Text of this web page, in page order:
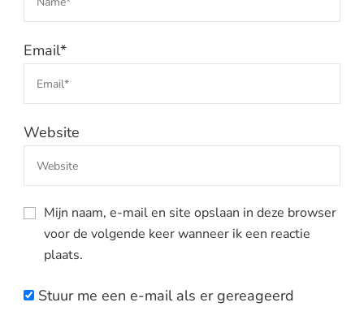
Email*
Website
Mijn naam, e-mail en site opslaan in deze browser
voor de volgende keer wanneer ik een reactie
plaats.
Stuur me een e-mail als er gereageerd